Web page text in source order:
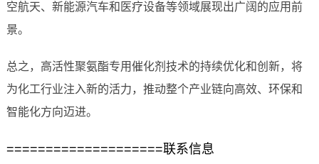
空航天、新能源汽车和医疗设备等领域展现出广阔的应用前
景。
总之，高活性聚氨酯专用催化剂技术的持续优化和创新，将
为化工行业注入新的活力，推动整个产业链向高效、环保和
智能化方向迈进。
====================联系信息